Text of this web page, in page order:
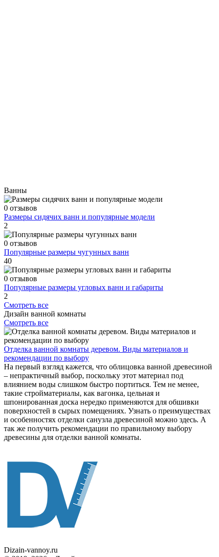
Ванны
0 отзывов
Размеры сидячих ванн и популярные модели
2
0 отзывов
Популярные размеры чугунных ванн
40
0 отзывов
Популярные размеры угловых ванн и габариты
2
Смотреть все
Дизайн ванной комнаты
Смотреть все
Отделка ванной комнаты деревом. Виды материалов и
рекомендации по выбору
На первый взгляд кажется, что облицовка ванной древесиной
– непрактичный выбор, поскольку этот материал под
влиянием воды слишком быстро портиться. Тем не менее,
такие стройматериалы, как вагонка, цельная и
шпонированная доска нередко применяются для обшивки
поверхностей в сырых помещениях. Узнать о преимуществах
и особенностях отделки санузла древесиной можно здесь. А
так же получить рекомендации по правильному выбору
древесины для отделки ванной комнаты.
Dizain-vannoy.ru